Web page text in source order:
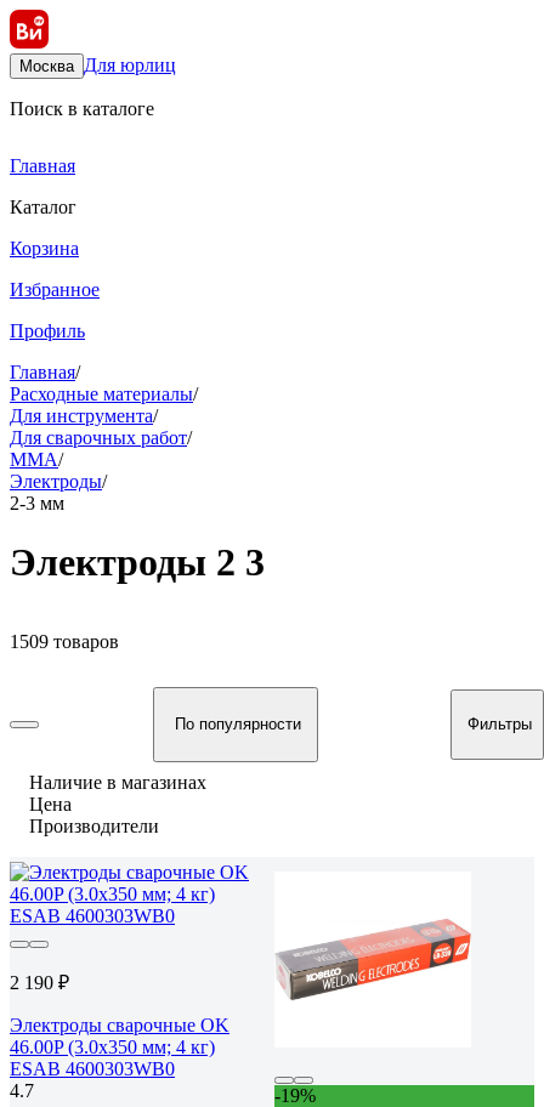
Москва Для юрлиц
Поиск в каталоге
Главная
Каталог
Корзина
Избранное
Профиль
Главная/
Расходные материалы/
Для инструмента/
Для сварочных работ/
ММА/
Электроды/
2-3 мм
Электроды 2 3
1509 товаров
По популярности Фильтры
Наличие в магазинах
Цена
Производители
2 190 ₽
Электроды сварочные OK
46.00P (3.0х350 мм; 4 кг)
ESAB 4600303WB0
4.7
-19%